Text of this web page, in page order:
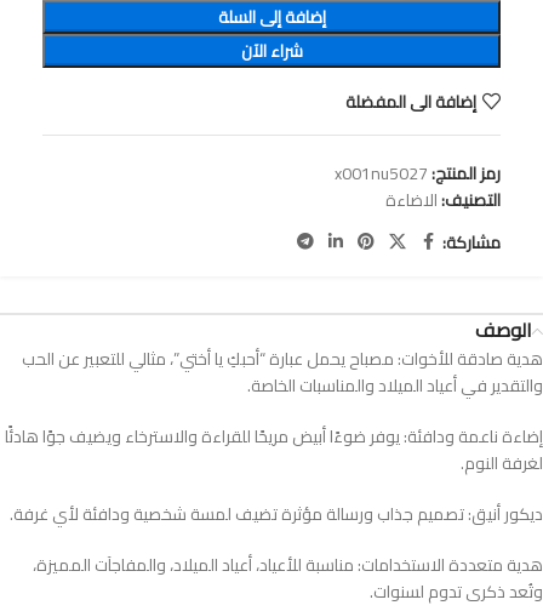
إضافة إلى السلة
شراء الآن
إضافة الى المفضلة
رمز المنتج:x001nu5027
التصنيف:الاضاءة
مشاركة:
الوصف
هدية صادقة للأخوات: مصباح يحمل عبارة “أحبكِ يا أختي”، مثالي للتعبير عن الحب
والتقدير في أعياد الميلاد والمناسبات الخاصة.
إضاءة ناعمة ودافئة: يوفر ضوءًا أبيض مريحًا للقراءة والاسترخاء ويضيف جوًا هادئًا
لغرفة النوم.
ديكور أنيق: تصميم جذاب ورسالة مؤثرة تضيف لمسة شخصية ودافئة لأي غرفة.
هدية متعددة الاستخدامات: مناسبة للأعياد، أعياد الميلاد، والمفاجآت المميزة،
وتُعد ذكرى تدوم لسنوات.